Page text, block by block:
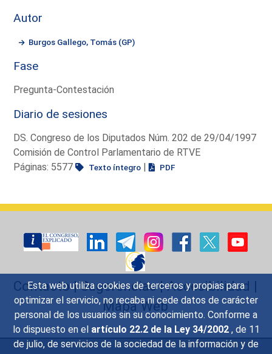
Esta web utiliza cookies de terceros y propias para
optimizar el servicio, no recaba ni cede datos de carácter
personal de los usuarios sin su conocimiento. Conforme a
lo dispuesto en el artículo 22.2 de la Ley 34/2002 , de 11
de julio, de servicios de la sociedad de la información y de
Autor
Burgos Gallego, Tomás (GP)
Fase
Pregunta-Contestación
Diario de sesiones
DS. Congreso de los Diputados Núm. 202 de 29/04/1997
Comisión de Control Parlamentario de RTVE
Páginas: 5577
Texto íntegro | PDF
Contacto|Sugerencias|Accesibilidad |
Mapa Web